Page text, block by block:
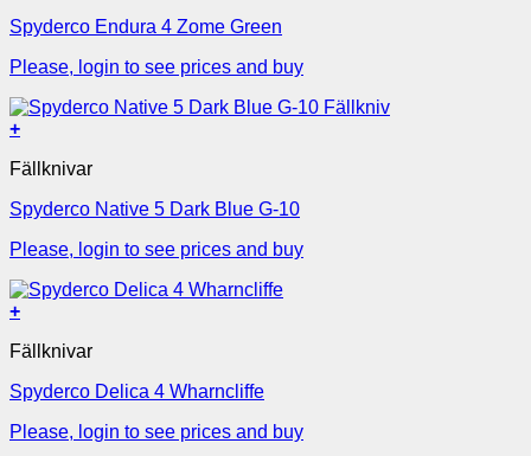
Spyderco Endura 4 Zome Green
Please, login to see prices and buy
+
Fällknivar
Spyderco Native 5 Dark Blue G-10
Please, login to see prices and buy
+
Fällknivar
Spyderco Delica 4 Wharncliffe
Please, login to see prices and buy